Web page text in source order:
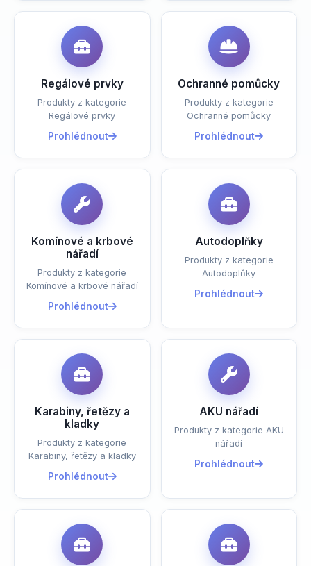
Regálové prvky
Produkty z kategorie
Regálové prvky
Prohlédnout
Ochranné pomůcky
Produkty z kategorie
Ochranné pomůcky
Prohlédnout
Komínové a krbové
nářadí
Produkty z kategorie
Komínové a krbové nářadí
Prohlédnout
Autodoplňky
Produkty z kategorie
Autodoplňky
Prohlédnout
Karabiny, řetězy a
kladky
Produkty z kategorie
Karabiny, řetězy a kladky
Prohlédnout
AKU nářadí
Produkty z kategorie AKU
nářadí
Prohlédnout